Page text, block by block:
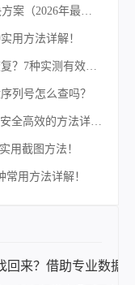
word怎么删除空白页？六种高效解决方案（2026年最新实操指南）！
用方法详解！
微信卸载后重新安装聊天记录怎么恢复？7种实测有效的恢复方案详解！
列号怎么查吗？
c盘满了怎么清理垃圾而不误删？8种安全高效的方法详解+误删恢复指南！
用截图方法！
用方法详解！
回来？借助专业数据